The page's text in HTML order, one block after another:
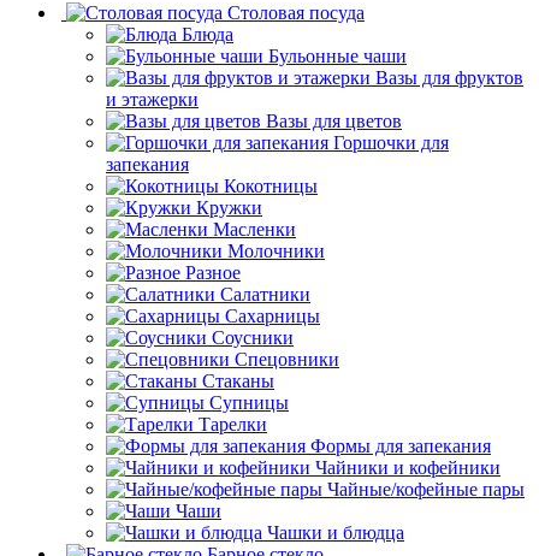
Столовая посуда
Блюда
Бульонные чаши
Вазы для фруктов
и этажерки
Вазы для цветов
Горшочки для
запекания
Кокотницы
Кружки
Масленки
Молочники
Разное
Салатники
Сахарницы
Соусники
Спецовники
Стаканы
Супницы
Тарелки
Формы для запекания
Чайники и кофейники
Чайные/кофейные пары
Чаши
Чашки и блюдца